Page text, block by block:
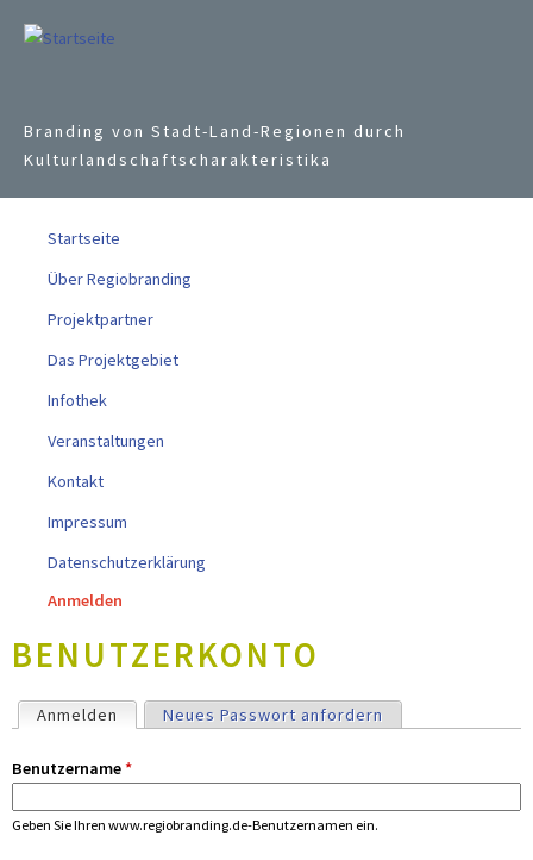
Branding von Stadt-Land-Regionen durch
Kulturlandschaftscharakteristika
Startseite
Über Regiobranding
Projektpartner
Das Projektgebiet
Infothek
Veranstaltungen
Kontakt
Impressum
Datenschutzerklärung
Anmelden
BENUTZERKONTO
H
U
T
Anmelden (aktiver Reiter)
Neues Passwort anfordern
Benutzername*
Geben Sie Ihren www.regiobranding.de-Benutzernamen ein.